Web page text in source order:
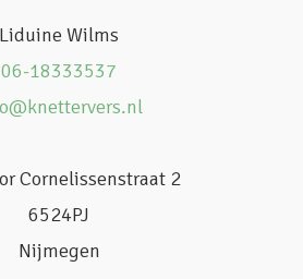
Liduine Wilms
06-18333537
Cornelissenstraat 2
6524PJ
Nijmegen